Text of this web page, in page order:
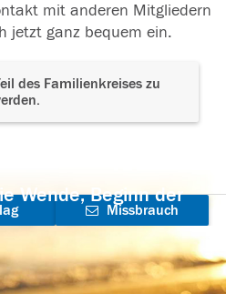
mit anderen Mitgliedern
jetzt ganz bequem ein.
des Familienkreises zu
Wende, Beginn der
Missbrauch